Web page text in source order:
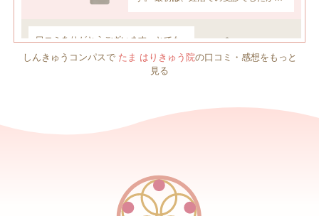
しんきゅうコンパスで たま はりきゅう院の口コミ・感想をもっと
見る